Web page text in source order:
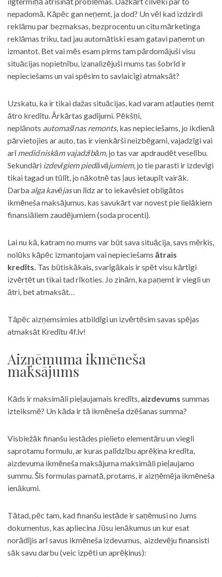
nepadomā. Kāpēc gan neņemt, ja dod? Un vēl kad izdzirdi
reklāmu par bezmaksas, bezprocentu un citu mārketinga
reklāmas triku, tad jau automātiski esam gatavi paņemt un
izmantot. Bet vai mēs esam pirms tam pārdomājuši visu
situācijas nopietnību, izanalizējuši mums tas šobrīd ir
nepieciešams un vai spēsim to savlaicīgi atmaksāt?
Uzskatu, ka ir tikai dažas situācijas, kad varam atļauties ņemt
ātro kredītu. Ārkārtas gadījumi. Pēkšņi,
neplānots automašīnas remonts, kas nepieciešams, jo ikdienā
pārvietojies ar auto, tas ir vienkārši neizbēgami, vajadzīgi vai
arīmedicīniskām vajadzībām, jo tas var apdraudēt veselību.
Sekundāri izdevīgiem piedāvājumiem, jo tie parasti ir izdevīgi
tikai tagad un tūlīt, jo nākotnē tas ļaus ietaupīt vairāk.
Darba alga kavējasun līdz ar to iekavēsiet obligātos
ikmēneša maksājumus, kas savukārt var novest pie lielākiem
finansiāliem zaudējumiem (soda procenti).
Lai nu kā, katram no mums var būt sava situācija, savs mērķis,
nolūks kāpēc izmantojam vai nepieciešams ātrais
kredīts. Tas būtiskākais, svarīgākais ir spēt visu kārtīgi
izvērtēt un tikai tad rīkoties. Jo zinām, ka paņemt ir viegli un
ātri, bet atmaksāt…
Tāpēc aizņemsimies atbildīgi un izvērtēsim savas spējas
atmaksāt Kredītu 4f.lv!
Aizņēmuma ikmēneša
maksājums
Kāds ir maksimāli pieļaujamais kredīts, aizdevums summas
izteiksmē? Un kāda ir tā ikmēneša dzēšanas summa?
Visbiežāk finanšu iestādes pielieto elementāru un viegli
saprotamu formulu, ar kuras palīdzību aprēķina kredīta,
aizdevuma ikmēneša maksājuma maksimāli pieļaujamo
summu. Šīs formulas pamatā, protams, ir aizņēmēja ikmēneša
ienākumi.
Tātad, pēc tam, kad finanšu iestāde ir saņēmusi no Jums
dokumentus, kas apliecina Jūsu ienākumus un kur esat
norādījis arī savus ikmēneša izdevumus, aizdevēju finansisti
sāk savu darbu (veic izpēti un aprēķinus):